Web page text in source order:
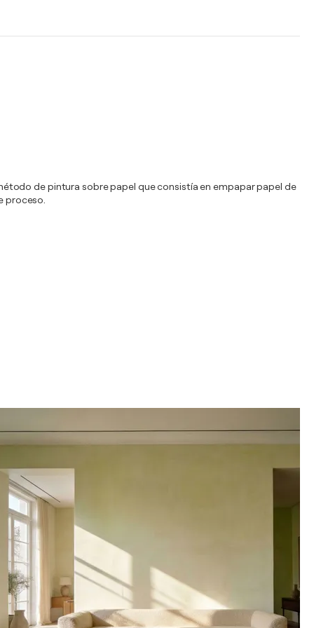
de pintura sobre papel que consistía en empapar papel de
proceso.